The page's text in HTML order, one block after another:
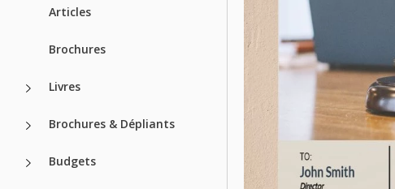
Articles
Brochures
Livres
Brochures & Dépliants
Budgets